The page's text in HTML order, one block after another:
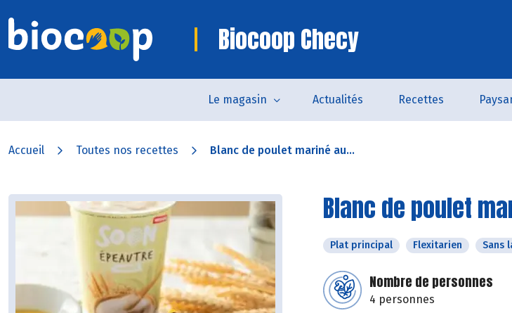
Biocoop Checy
Le magasin Actualités Recettes
Accueil Toutes nos recettes Blanc de poulet mariné au...
Blanc de poulet
Plat principal Flexitarien Sans
Nombre de personnes
4 personnes